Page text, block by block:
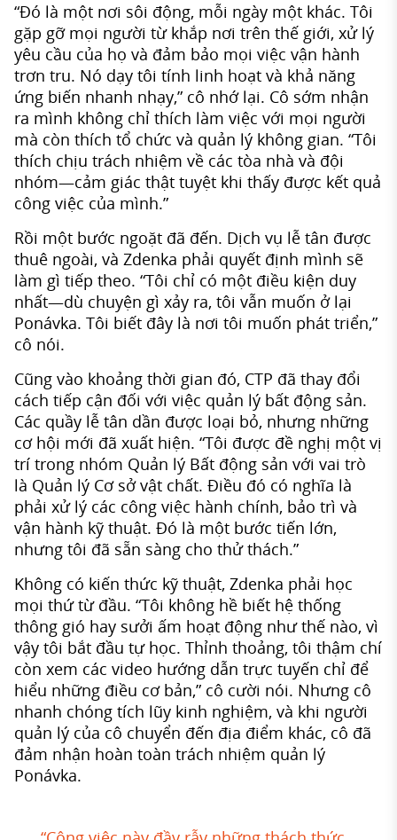
“Đó là một nơi sôi động, mỗi ngày một khác. Tôi
gặp gỡ mọi người từ khắp nơi trên thế giới, xử lý
yêu cầu của họ và đảm bảo mọi việc vận hành
trơn tru. Nó dạy tôi tính linh hoạt và khả năng
ứng biến nhanh nhạy,” cô nhớ lại. Cô sớm nhận
ra mình không chỉ thích làm việc với mọi người
mà còn thích tổ chức và quản lý không gian. “Tôi
thích chịu trách nhiệm về các tòa nhà và đội
nhóm—cảm giác thật tuyệt khi thấy được kết quả
công việc của mình.”
Rồi một bước ngoặt đã đến. Dịch vụ lễ tân được
thuê ngoài, và Zdenka phải quyết định mình sẽ
làm gì tiếp theo. “Tôi chỉ có một điều kiện duy
nhất—dù chuyện gì xảy ra, tôi vẫn muốn ở lại
Ponávka. Tôi biết đây là nơi tôi muốn phát triển,”
cô nói.
Cũng vào khoảng thời gian đó, CTP đã thay đổi
cách tiếp cận đối với việc quản lý bất động sản.
Các quầy lễ tân dần được loại bỏ, nhưng những
cơ hội mới đã xuất hiện. “Tôi được đề nghị một vị
trí trong nhóm Quản lý Bất động sản với vai trò
là Quản lý Cơ sở vật chất. Điều đó có nghĩa là
phải xử lý các công việc hành chính, bảo trì và
vận hành kỹ thuật. Đó là một bước tiến lớn,
nhưng tôi đã sẵn sàng cho thử thách.”
Không có kiến thức kỹ thuật, Zdenka phải học
mọi thứ từ đầu. “Tôi không hề biết hệ thống
thông gió hay sưởi ấm hoạt động như thế nào, vì
vậy tôi bắt đầu tự học. Thỉnh thoảng, tôi thậm chí
còn xem các video hướng dẫn trực tuyến chỉ để
hiểu những điều cơ bản,” cô cười nói. Nhưng cô
nhanh chóng tích lũy kinh nghiệm, và khi người
quản lý của cô chuyển đến địa điểm khác, cô đã
đảm nhận hoàn toàn trách nhiệm quản lý
Ponávka.